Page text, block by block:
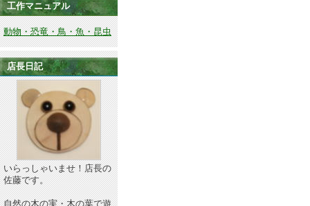
工作マニュアル
動物・恐竜・鳥・魚・昆虫
店長日記
いらっしゃいませ！店長の
佐藤です。
自然の木の実・木の葉で遊